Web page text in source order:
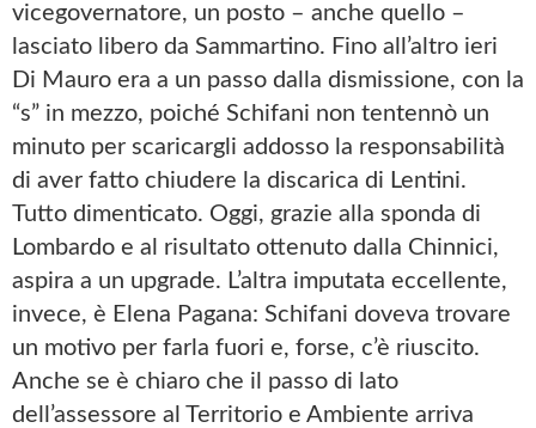
vicegovernatore, un posto – anche quello –
lasciato libero da Sammartino. Fino all’altro ieri
Di Mauro era a un passo dalla dismissione, con la
“s” in mezzo, poiché Schifani non tentennò un
minuto per scaricargli addosso la responsabilità
di aver fatto chiudere la discarica di Lentini.
Tutto dimenticato. Oggi, grazie alla sponda di
Lombardo e al risultato ottenuto dalla Chinnici,
aspira a un upgrade. L’altra imputata eccellente,
invece, è Elena Pagana: Schifani doveva trovare
un motivo per farla fuori e, forse, c’è riuscito.
Anche se è chiaro che il passo di lato
dell’assessore al Territorio e Ambiente arriva